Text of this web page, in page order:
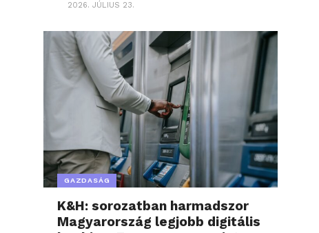
2026. JÚLIUS 23.
GAZDASÁG
K&H: sorozatban harmadszor
Magyarország legjobb digitális